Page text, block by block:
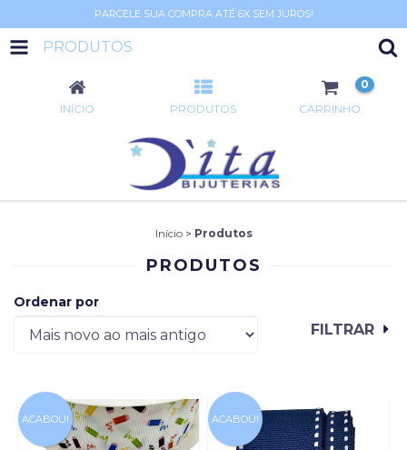
PARCELE SUA COMPRA ATÉ 6X SEM JUROS!
PRODUTOS
INÍCIO PRODUTOS CARRINHO
0
Início > Produtos
PRODUTOS
Ordenar por
FILTRAR
ACABOU! ACABOU!